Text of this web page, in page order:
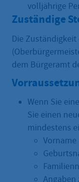
volljährige
Zuständige
Die
dem Bürgeramt
Wenn Sie
Sie einen
mindestens
Vorname